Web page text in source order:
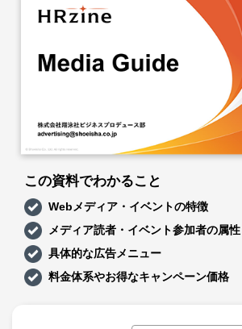
この資料でわかること
Webメディア・イベントの特徴
メディア読者・イベント参加者の属性
具体的な広告メニュー
料金体系やお得なキャンペーン価格